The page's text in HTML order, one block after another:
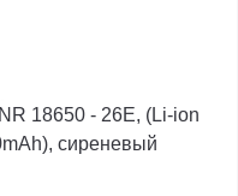
18650 - 26E, (Li-ion
сиреневый